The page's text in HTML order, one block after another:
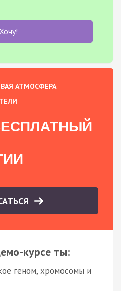
АТМОСФЕРА
курсе ты:
геном, хромосомы и